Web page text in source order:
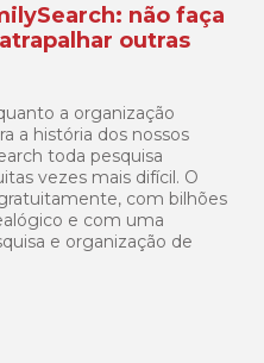
não faça
outras
a organização
a história dos nossos
toda pesquisa
vezes mais difícil. O
com bilhões
e com uma
e organização de